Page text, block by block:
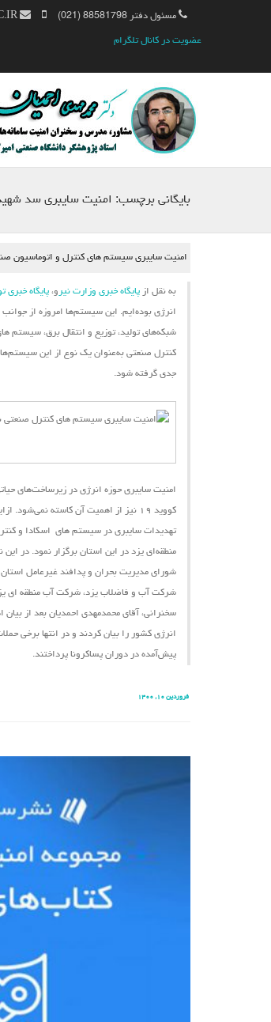
مسئول دفتر 88581798 (021)
عضویت در کانال تلگرام
بایگانی برچسب: امنیت سایبری سد
امنیت سایبری سیستم های کنترل و اتوماسیون
به نقل از پایگاه خبری وزارت نیر و، پایگاه خبری
انرژی بوده‌ایم. این سیستم‌ها امروزه از
شبکه‌های تولید، توزیع و انتقال برق، سیستم
کنترل صنعتی به‌عنوان یک نوع از این سیستم‌ها
جدی گرفته شود.
امنیت سایبری حوزه انرژی در زیرساخت‌های
کووید ۱۹ نیز از اهمیت آن کاسته نمی‌شود.
تهدیدات سایبری در سیستم ‌های اسکادا و
شورای مدیریت بحران و پدافند غیرعامل استان
شرکت آب و فاضلاب یزد، شرکت آب منطقه ای
سخنرانی، آقای محمدمهدی احمدیان بعد از
انرژی کشور را بیان کردند و در انتها برخی
پیش‌آمده در دوران پساکرونا پرداختند.
فروردین ۱۰, ۱۴۰۰